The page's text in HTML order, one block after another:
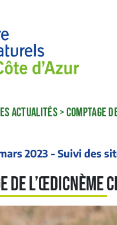
ACTUALITÉS>COMPTAGE
2023 - Suivi des
de